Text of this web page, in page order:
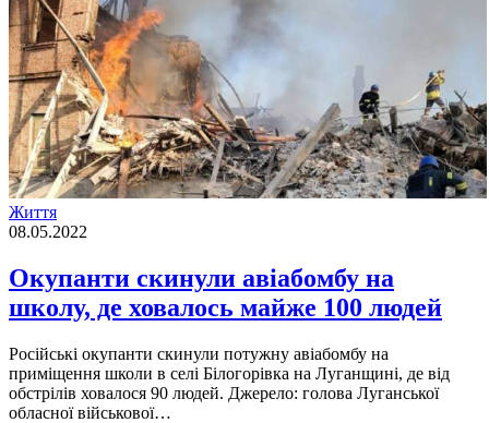
Життя
08.05.2022
Окупанти скинули авіабомбу на
школу, де ховалось майже 100 людей
Російські окупанти скинули потужну авіабомбу на
приміщення школи в селі Білогорівка на Луганщині, де від
обстрілів ховалося 90 людей. Джерело: голова Луганської
обласної військової…